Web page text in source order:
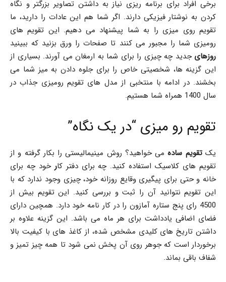
برخی افراد برای برنامه ریزی نیاز به داشتن تصاویر بزرگتر و نگاه
کردن به نوشتار فیزیکی دارند. اگر شما هم این عادات را دارید، ما
تقویم روی میزی را به شما پیشنهاد می دهیم. این تقویم های
رومیزی شما را مجبور می کنند تا صفحات را ورق بزنید که ببینید
روزهای جدید چه چیزی را برای شما به ارمغان می آورند. بسیاری از
این گزینه ها، شخصیتی خاص را برای جلوه دادن به میز شما می
بخشند. در ادامه با منتخبی از مدل های تقویم رومیزی جذاب در
سال 1400 همراه شما هستیم.
تقویم رو میزی “در یک نگاه”
یکتقویم سادهمی خواهید؟ روش مینیمالیستی را بکار گرفته و از
تقویم های کلاسیک استفاده کنید. چه برای دفتر کارخود چه برای
خانه و حتی برای پیگیری وقایع روزانه خود، چیزی وجود ندارد که با
این تقویم نتوانید آن را ثبت و بررسی کنید. این تقویم بیش از
4500 رای پنج ستاره آمازون را در کار نامه خود دارد. همچین دارای
فضای اضافی یادداشت برای هر ماه می باشد. این گزینه علاوه بر
داشتن تاریخ های کلیدی مشخص شده، از کاغذ های با کیفیت بالا
برخوردار است که جوهر روی آن پخش نمی شود تا همه چیز تمیز و
شفاف باقی بماند.